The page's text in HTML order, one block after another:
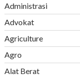
Administrasi
Advokat
Agriculture
Agro
Alat Berat